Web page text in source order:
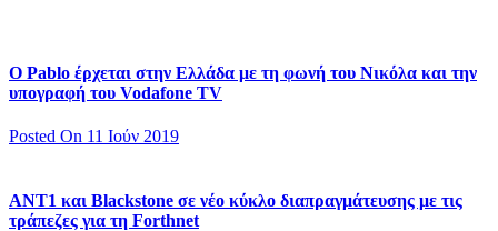
Ο Pablo έρχεται στην Ελλάδα με τη φωνή του Νικόλα και την
υπογραφή του Vodafone TV
Posted On 11 Ιούν 2019
ΑΝΤ1 και Blackstone σε νέο κύκλο διαπραγμάτευσης με τις
τράπεζες για τη Forthnet